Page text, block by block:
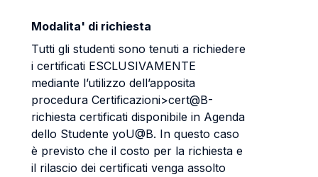
Modalita' di richiesta
Tutti gli studenti sono tenuti a richiedere
i certificati ESCLUSIVAMENTE
mediante l’utilizzo dell’apposita
procedura Certificazioni>cert@B-
richiesta certificati disponibile in Agenda
dello Studente yoU@B. In questo caso
è previsto che il costo per la richiesta e
il rilascio dei certificati venga assolto